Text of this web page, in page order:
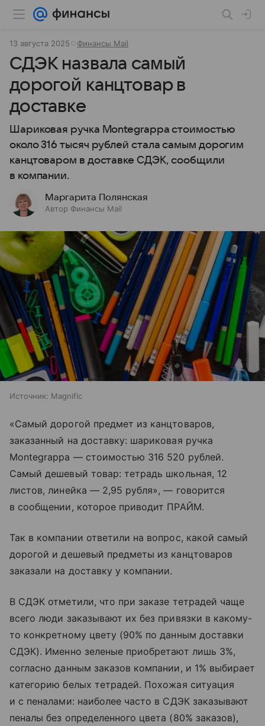
13 августа 2025 Финансы Mail
СДЭК назвала самый
дорогой канцтовар в
доставке
Шариковая ручка Montegrappa стоимостью
около 316 тысяч рублей стала самым дорогим
канцтоваром в доставке СДЭК, сообщили
в компании.
Маргарита Полянская
Автор Финансы Mail
Источник: Magnific
«Самый дорогой предмет из канцтоваров,
заказанный на доставку: шариковая ручка
Montegrappa — стоимостью 316 520 рублей.
Самый дешевый товар: тетрадь школьная, 12
листов, линейка — 2,95 рубля», — говорится
в сообщении, которое приводит ПРАЙМ.
Так в компании ответили на вопрос, какой самый
дорогой и дешевый предметы из канцтоваров
заказали на доставку у компании.
В СДЭК отметили, что при заказе тетрадей чаще
всего люди заказывают их без привязки в какому-
то конкретному цвету (90% по данным доставки
СДЭК). Именно зеленые приобретают лишь 3%,
согласно данным заказов компании, и 1% выбирает
категорию белых тетрадей. Похожая ситуация
и с пеналами: наиболее часто в СДЭК заказывают
пеналы без определенного цвета (80% заказов),